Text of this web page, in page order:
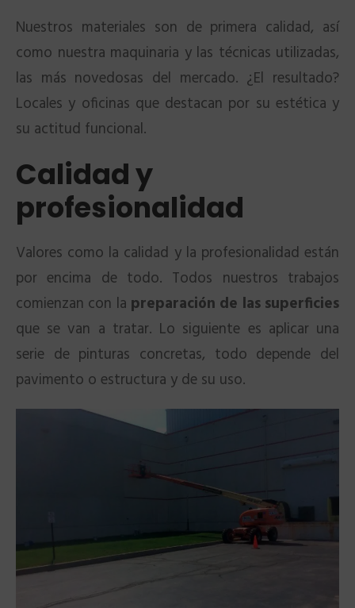
Nuestros materiales son de primera calidad, así
como nuestra maquinaria y las técnicas utilizadas,
las más novedosas del mercado. ¿El resultado?
Locales y oficinas que destacan por su estética y
su actitud funcional.
Calidad y
profesionalidad
Valores como la calidad y la profesionalidad están
por encima de todo. Todos nuestros trabajos
comienzan con la preparación de las superficies
que se van a tratar. Lo siguiente es aplicar una
serie de pinturas concretas, todo depende del
pavimento o estructura y de su uso.